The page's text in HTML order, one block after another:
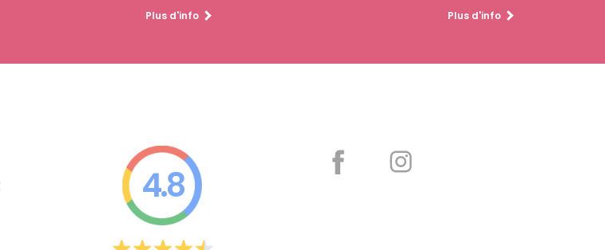
Plus d'info Plus d'info
4.8